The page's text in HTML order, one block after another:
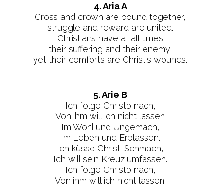
4. Aria A
Cross and crown are bound together,
struggle and reward are united.
Christians have at all times
their suffering and their enemy,
yet their comforts are Christ's wounds.
5. Arie B
Ich folge Christo nach,
Von ihm will ich nicht lassen
Im Wohl und Ungemach,
Im Leben und Erblassen.
Ich küsse Christi Schmach,
Ich will sein Kreuz umfassen.
Ich folge Christo nach,
Von ihm will ich nicht lassen.